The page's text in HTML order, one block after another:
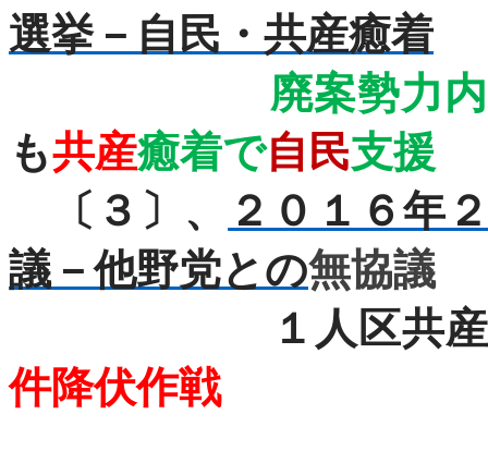
選挙－自民・共産癒着
廃案勢力内
も共産癒着で自民支援
〔３〕、
２０１６年
議－他野党との無協議
１人区共産党
件降伏作戦